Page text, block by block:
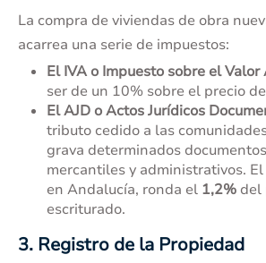
La compra de viviendas de obra
acarrea una serie de impuestos:
El IVA o Impuesto sobre el
ser de un 10% sobre el precio
El AJD o Actos Jurídicos
tributo cedido a las
grava determinados
mercantiles y administrativos.
en Andalucía, ronda el 1,2% del
escriturado.
3. Registro de la Propiedad